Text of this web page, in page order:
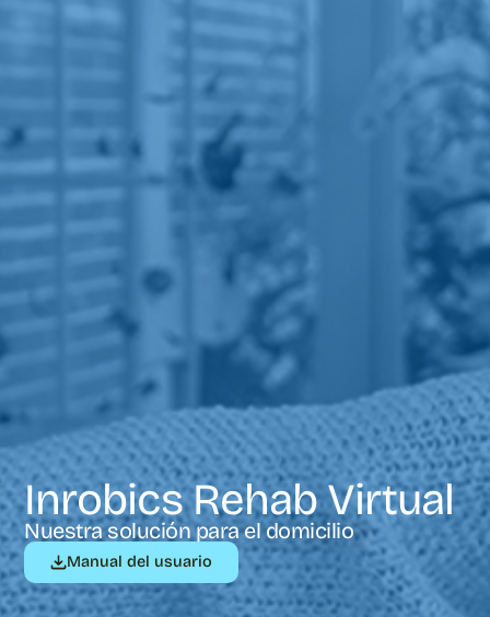
Inrobics Rehab Virtual
Nuestra solución para el domicilio
Manual del usuario